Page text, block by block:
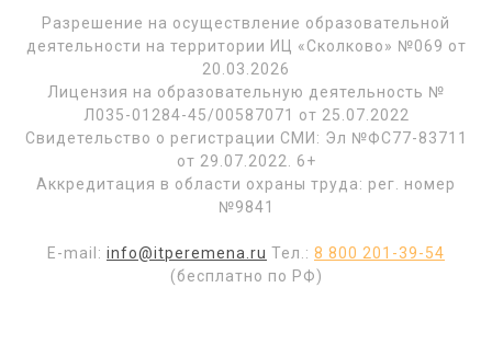
Разрешение на осуществление образовательной
деятельности на территории ИЦ «Сколково» №069 от
20.03.2026
Лицензия на образовательную деятельность №
Л035-01284-45/00587071 от 25.07.2022
Свидетельство о регистрации СМИ: Эл №ФС77-83711
от 29.07.2022. 6+
Аккредитация в области охраны труда: рег. номер
№9841
E-mail: info@itperemena.ru Тел.: 8 800 201-39-54
(бесплатно по РФ)